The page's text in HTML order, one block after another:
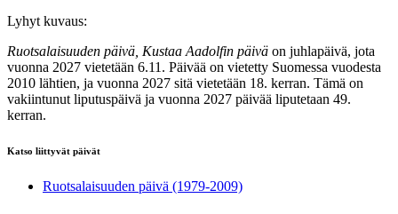
Lyhyt kuvaus:
Ruotsalaisuuden päivä, Kustaa Aadolfin päivä on juhlapäivä, jota
vuonna 2027 vietetään 6.11. Päivää on vietetty Suomessa vuodesta
2010 lähtien, ja vuonna 2027 sitä vietetään 18. kerran. Tämä on
vakiintunut liputuspäivä ja vuonna 2027 päivää liputetaan 49.
kerran.
Katso liittyvät päivät
Ruotsalaisuuden päivä (1979-2009)